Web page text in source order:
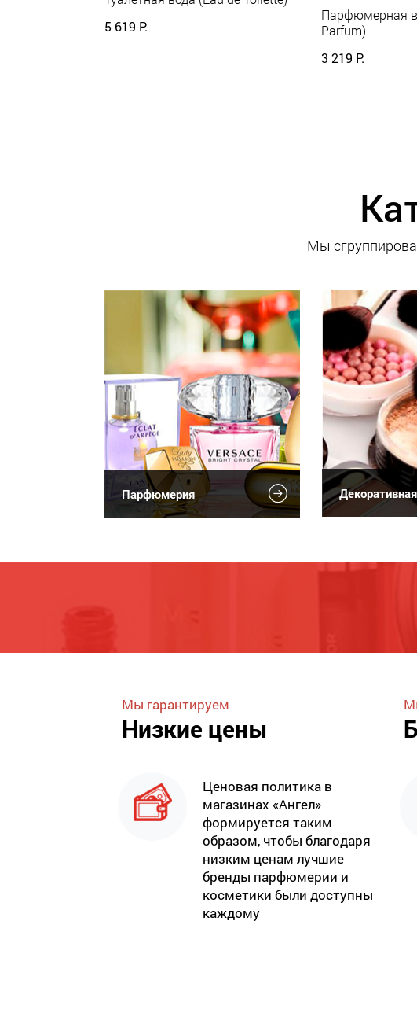
5 619 Р.
Парфюмерная
Parfum)
3 219 Р.
Мы
Парфюмерия
Мы гарантируем
Низкие цены
Ценовая политика в
магазинах «Ангел»
формируется таким
образом, чтобы благодаря
низким ценам лучшие
бренды парфюмерии и
косметики были доступны
каждому